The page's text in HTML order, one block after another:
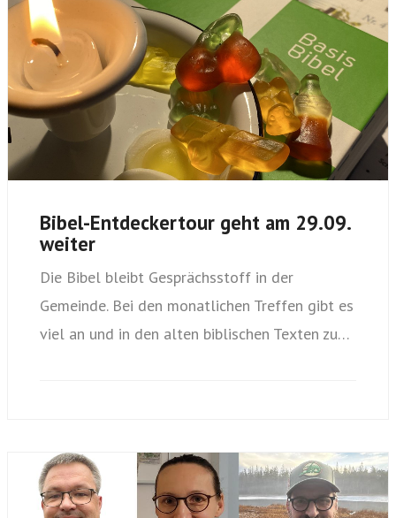
Bibel-Entdeckertour geht am 29.09.
weiter
Die Bibel bleibt Gesprächsstoff in der
Gemeinde. Bei den monatlichen Treffen gibt es
viel an und in den alten biblischen Texten zu…